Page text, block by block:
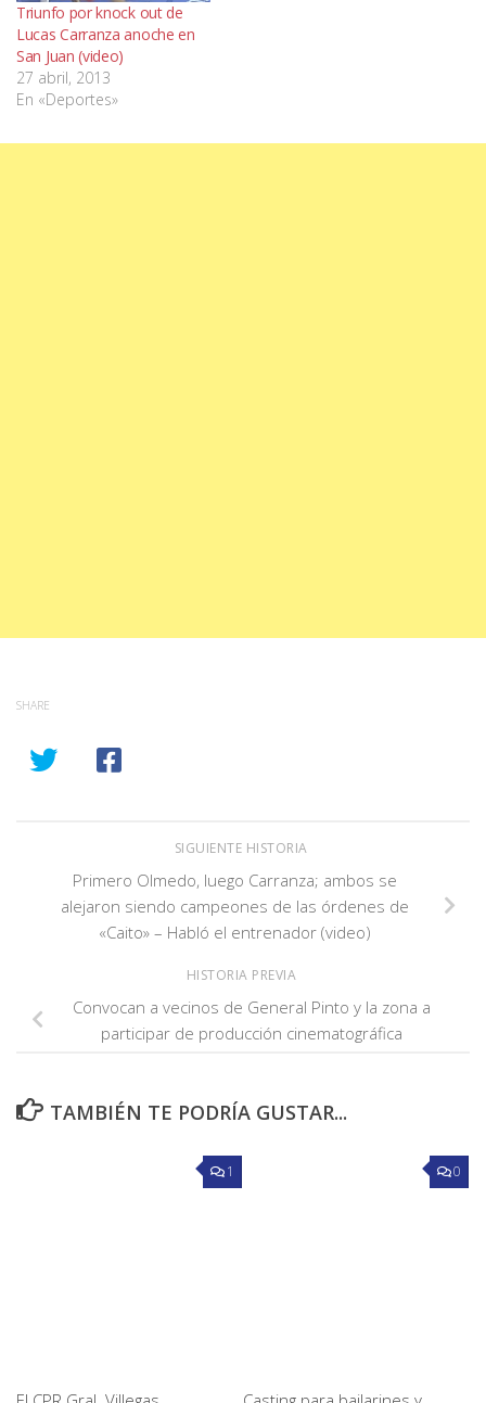
Triunfo por knock out de
Lucas Carranza anoche en
San Juan (video)
27 abril, 2013
En «Deportes»
SHARE
SIGUIENTE HISTORIA
Primero Olmedo, luego Carranza; ambos se
alejaron siendo campeones de las órdenes de
«Caito» – Habló el entrenador (video)
HISTORIA PREVIA
Convocan a vecinos de General Pinto y la zona a
participar de producción cinematográfica
TAMBIÉN TE PODRÍA GUSTAR...
1 0